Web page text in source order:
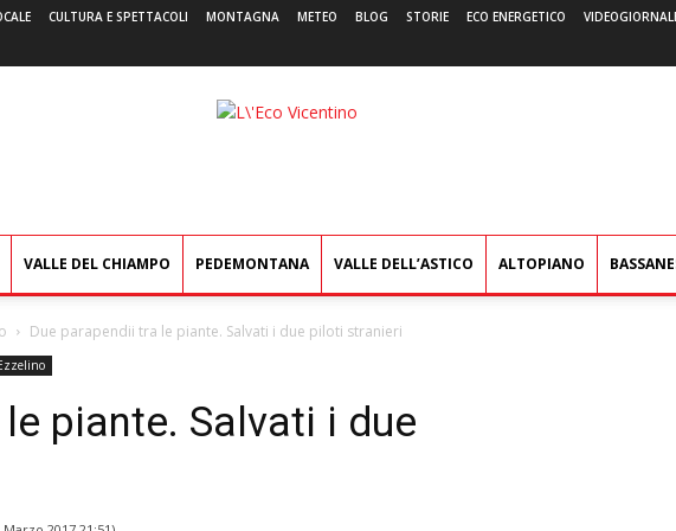
CULTURA E SPETTACOLI MONTAGNA METEO BLOG STORIE ECO ENERGETICO
L'Eco
VALLE DEL CHIAMPO PEDEMONTANA VALLE DELL’ASTICO ALTOPIANO
Due parapendii tra le piante. Salvati i due piloti stranieri
piante. Salvati i due